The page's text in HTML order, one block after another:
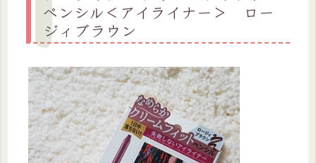
ペンシル＜アイライナー＞ ロー
ジィブラウン